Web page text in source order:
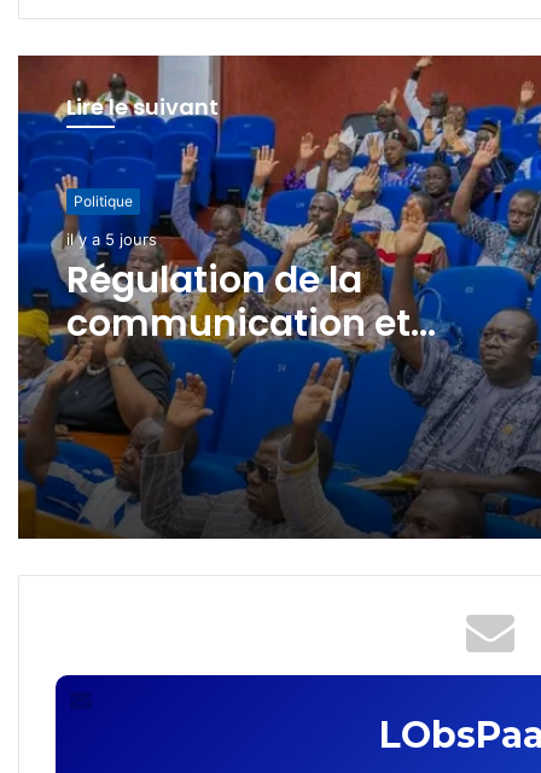
Lire le suivant
Politique
il y a 7 jours
Coopération
le Burkina Faso accueille
nouveau Coordonnateur
résident du Système des
Nations Unies et un
Représentant résident du
FIDA